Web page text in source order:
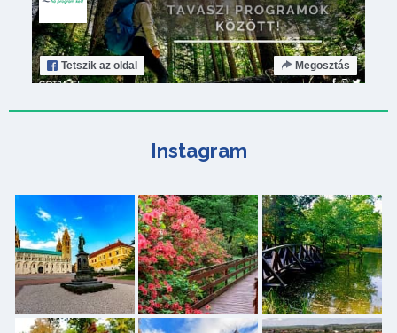
Tetszik az oldal Megosztás
Instagram